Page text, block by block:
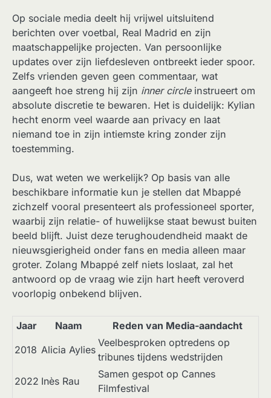
Op sociale media deelt hij vrijwel uitsluitend
berichten over voetbal, Real Madrid en zijn
maatschappelijke projecten. Van persoonlijke
updates over zijn liefdesleven ontbreekt ieder spoor.
Zelfs vrienden geven geen commentaar, wat
aangeeft hoe streng hij zijn inner circleinstrueert om
absolute discretie te bewaren. Het is duidelijk: Kylian
hecht enorm veel waarde aan privacy en laat
niemand toe in zijn intiemste kring zonder zijn
toestemming.
Dus, wat weten we werkelijk? Op basis van alle
beschikbare informatie kun je stellen dat Mbappé
zichzelf vooral presenteert als professioneel sporter,
waarbij zijn relatie- of huwelijkse staat bewust buiten
beeld blijft. Juist deze terughoudendheid maakt de
nieuwsgierigheid onder fans en media alleen maar
groter. Zolang Mbappé zelf niets loslaat, zal het
antwoord op de vraag wie zijn hart heeft veroverd
voorlopig onbekend blijven.
Jaar Naam
Reden van Media-aandacht
2018 Alicia Aylies
Veelbesproken optredens op
tribunes tijdens wedstrijden
2022 Inès Rau
Samen gespot op Cannes
Filmfestival